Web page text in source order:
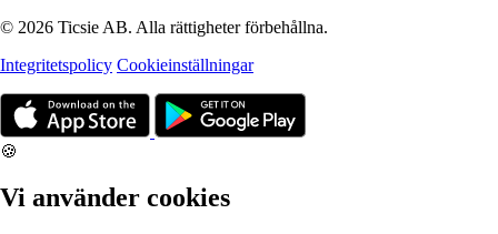
© 2026 Ticsie AB. Alla rättigheter förbehållna.
Integritetspolicy Cookieinställningar
🍪
Vi använder cookies